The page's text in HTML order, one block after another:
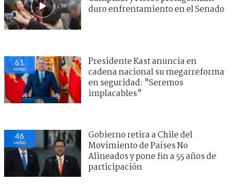
duro enfrentamiento en el Senado
61
visitas
Presidente Kast anuncia en
cadena nacional su megarreforma
en seguridad: "Seremos
implacables"
46
visitas
Gobierno retira a Chile del
Movimiento de Países No
Alineados y pone fin a 55 años de
participación